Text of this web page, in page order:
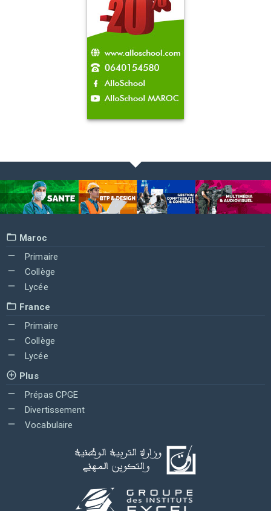
Maroc
Primaire
Collège
Lycée
France
Primaire
Collège
Lycée
Plus
Prépas CPGE
Divertissement
Vocabulaire